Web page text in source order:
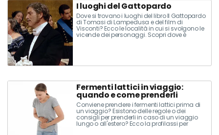
I luoghi del Gattopardo
Dove si trovano i luoghi del libro Il Gattopardo
di Tomasi di Lampedusa e del film di
Visconti? Ecco le località in cui si svolgono le
vicende dei personaggi. Scopri dove è
ambientata la trama e quali location sono
Fermenti lattici in viaggio:
quando e come prenderli
Conviene prendere i fermenti lattici prima di
un viaggio? Esistono delle regole o dei
consigli per prenderli in caso di un viaggio
lungo o all'estero? Ecco la profilassi per
prevenire e curare la diarrea del viaggiatore